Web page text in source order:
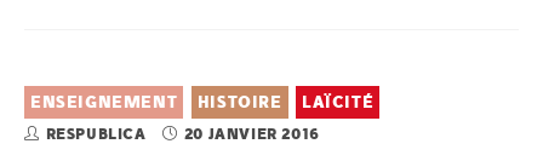
ENSEIGNEMENT HISTOIRE LAÏCITÉ
RESPUBLICA 20 JANVIER 2016